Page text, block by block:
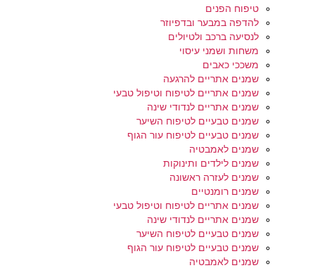
טיפוח הפנים
להדפה במבער ובדפיוזר
לנסיעה ברכב ולטיולים
משחות ושמני עיסוי
משככי כאבים
שמנים אתריים להרגעה
שמנים אתריים לטיפוח וטיפול טבעי
שמנים אתריים לנדודי שינה
שמנים טבעיים לטיפוח השיער
שמנים טבעיים לטיפוח עור הגוף
שמנים לאמבטיה
שמנים לילדים ותינוקות
שמנים לעזרה ראשונה
שמנים רומנטיים
שמנים אתריים לטיפוח וטיפול טבעי
שמנים אתריים לנדודי שינה
שמנים טבעיים לטיפוח השיער
שמנים טבעיים לטיפוח עור הגוף
שמנים לאמבטיה